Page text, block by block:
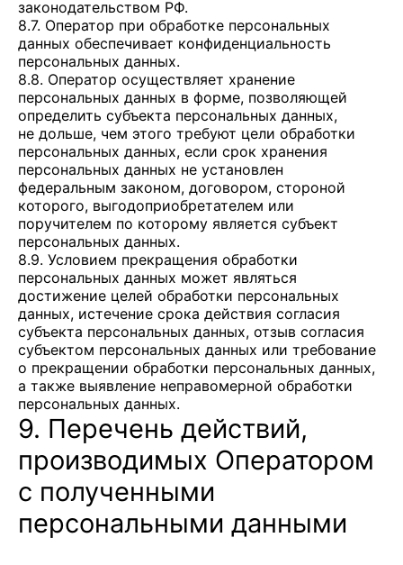
законодательством РФ.
8.7. Оператор при обработке персональных
данных обеспечивает конфиденциальность
персональных данных.
8.8. Оператор осуществляет хранение
персональных данных в форме, позволяющей
определить субъекта персональных данных,
не дольше, чем этого требуют цели обработки
персональных данных, если срок хранения
персональных данных не установлен
федеральным законом, договором, стороной
которого, выгодоприобретателем или
поручителем по которому является субъект
персональных данных.
8.9. Условием прекращения обработки
персональных данных может являться
достижение целей обработки персональных
данных, истечение срока действия согласия
субъекта персональных данных, отзыв согласия
субъектом персональных данных или требование
о прекращении обработки персональных данных,
а также выявление неправомерной обработки
персональных данных.
9. Перечень действий,
производимых Оператором
с полученными
персональными данными